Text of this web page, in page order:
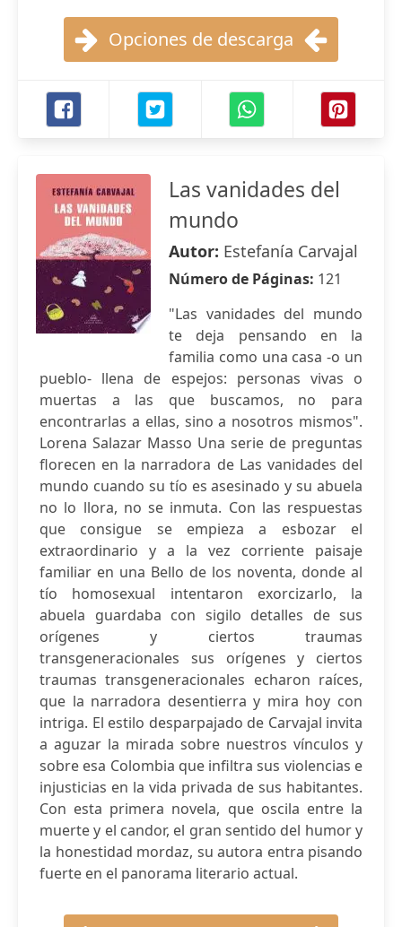
Opciones de descarga
Las vanidades del
mundo
Autor: Estefanía Carvajal
Número de Páginas: 121
"Las vanidades del mundo
te deja pensando en la
familia como una casa -o un
pueblo- llena de espejos: personas vivas o
muertas a las que buscamos, no para
encontrarlas a ellas, sino a nosotros mismos".
Lorena Salazar Masso Una serie de preguntas
florecen en la narradora de Las vanidades del
mundo cuando su tío es asesinado y su abuela
no lo llora, no se inmuta. Con las respuestas
que consigue se empieza a esbozar el
extraordinario y a la vez corriente paisaje
familiar en una Bello de los noventa, donde al
tío homosexual intentaron exorcizarlo, la
abuela guardaba con sigilo detalles de sus
orígenes y ciertos traumas
transgeneracionales sus orígenes y ciertos
traumas transgeneracionales echaron raíces,
que la narradora desentierra y mira hoy con
intriga. El estilo desparpajado de Carvajal invita
a aguzar la mirada sobre nuestros vínculos y
sobre esa Colombia que infiltra sus violencias e
injusticias en la vida privada de sus habitantes.
Con esta primera novela, que oscila entre la
muerte y el candor, el gran sentido del humor y
la honestidad mordaz, su autora entra pisando
fuerte en el panorama literario actual.